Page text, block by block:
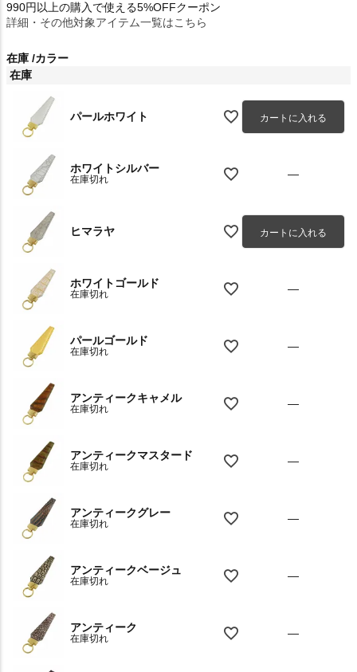
990円以上の購入で使える5%OFFクーポン
詳細・その他対象アイテム一覧はこちら
在庫 カラー
在庫
パールホワイト カートに入れる
ホワイトシルバー
在庫切れ —
ヒマラヤ カートに入れる
ホワイトゴールド
在庫切れ —
パールゴールド
在庫切れ —
アンティークキャメル
在庫切れ —
アンティークマスタード
在庫切れ —
アンティークグレー
在庫切れ —
アンティークベージュ
在庫切れ —
アンティーク
在庫切れ —